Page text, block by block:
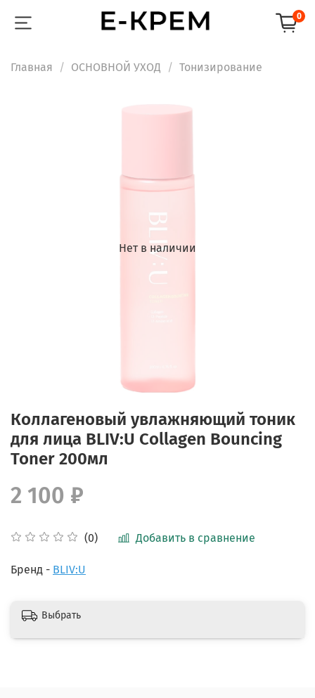
0
Главная ОСНОВНОЙ УХОД Тонизирование
Нет в наличии
Коллагеновый увлажняющий тоник
для лица BLIV:U Collagen Bouncing
Toner 200мл
(0) Добавить в сравнение
2 100 ₽
Бренд - BLIV:U
Выбрать